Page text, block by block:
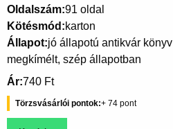
Oldalszám 91 oldal
Kötésmód karton
Állapot jó állapotú antikvár könyv
megkímélt, szép állapotban
Ár 740 Ft
Törzsvásárlói pontok 74